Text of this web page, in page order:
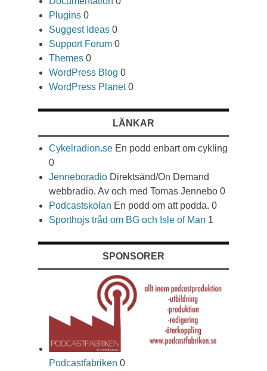
Plugins 0
Suggest Ideas 0
Support Forum 0
Themes 0
WordPress Blog 0
WordPress Planet0
LÄNKAR
Cykelradion.se En podd enbart om cykling
0
Jenneboradio Direktsänd/On Demand
webbradio. Av och med Tomas Jennebo 0
Podcastskolan En podd om att podda. 0
Sporthojs tråd om BG och Isle of Man 1
SPONSORER
Podcastfabriken 0